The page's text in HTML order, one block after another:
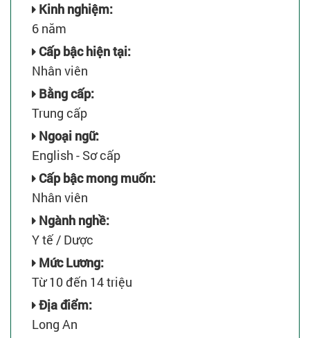
Kinh nghiệm:
6 năm
Cấp bậc hiện tại:
Nhân viên
Bằng cấp:
Trung cấp
Ngoại ngữ:
English - Sơ cấp
Cấp bậc mong muốn:
Nhân viên
Ngành nghề:
Y tế / Dược
Mức Lương:
Từ 10 đến 14 triệu
Địa điểm:
Long An